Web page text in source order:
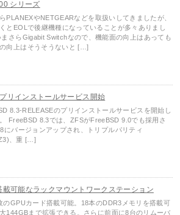
シリーズ
PLANEXやNETGEARなどを取扱いしてきましたが、
とEOLで後継機種になっていることが多々ありまし
まさらGigabit Switchなので、機能面の向上はあっても
向上はそうそうないと […]
リインストールサービス開始
8.3-RELEASEのプリインストールサービスを開始し
FreeBSD 8.3では、ZFSがFreeBSD 9.0でも採用さ
にバージョンアップされ、トリプルパリティ
、重 […]
可能なラックマウントワークステーション
のGPUカード搭載可能。18本のDDR3メモリを搭載可
144GBまで拡張できる。さらに前面に8台のリムーバ